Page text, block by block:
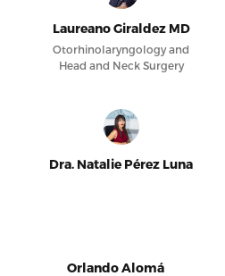
Laureano Giraldez MD
Otorhinolaryngology and
Head and Neck Surgery
Dra. Natalie Pérez Luna
Orlando Alomá